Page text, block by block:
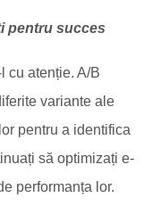
pentru succes
cu atenție. A/B
variante ale
pentru a identifica
să optimizați e-
performanța lor.